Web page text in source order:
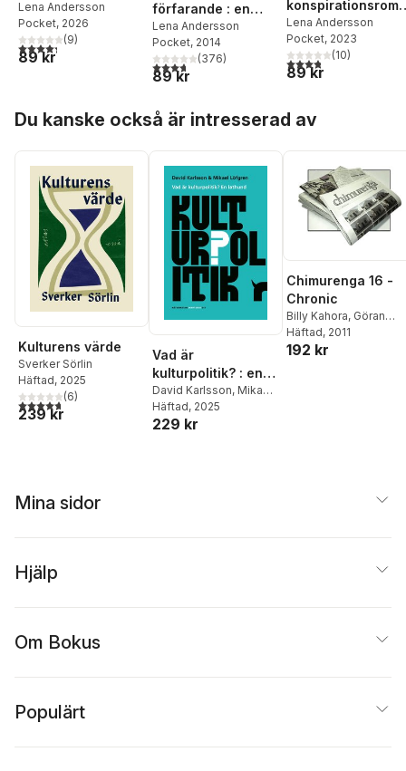
Lena Andersson
Pocket, 2026
4,3utav 5 stjärnor. Totalt antal röster:
(9)
89 kr
förfarande : en
roman om kärlek
Lena Andersson
Pocket, 2014
3,7utav 5 stjärnor. Totalt antal röster:
(376)
89 kr
konspirationsroma
n
Lena Andersson
Pocket, 2023
3,8utav 5 stjärnor.
(10)
89 kr
Du kanske också är intresserad av
Kulturens värde
Sverker Sörlin
Häftad, 2025
4,7utav 5 stjärnor. Totalt antal röster:
(6)
239 kr
Vad är
kulturpolitik? : en
lathund
David Karlsson, Mikael
Löfgren
Häftad, 2025
229 kr
Chimurenga 16 -
Chronic
Billy Kahora, Göran
Dahlberg,Gabriella
Håkansson
Häftad, 2011
192 kr
Mina sidor
Hjälp
Om Bokus
Populärt